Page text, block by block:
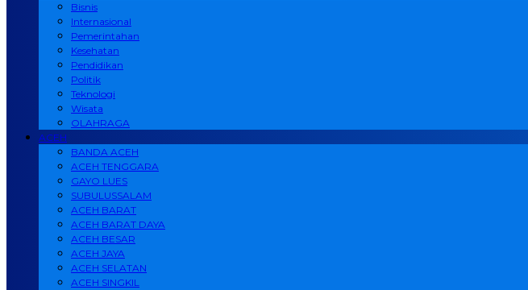
Bisnis
Internasional
Pemerintahan
Kesehatan
Pendidikan
Politik
Teknologi
Wisata
OLAHRAGA
ACEH
BANDA ACEH
ACEH TENGGARA
GAYO LUES
SUBULUSSALAM
ACEH BARAT
ACEH BARAT DAYA
ACEH BESAR
ACEH JAYA
ACEH SELATAN
ACEH SINGKIL